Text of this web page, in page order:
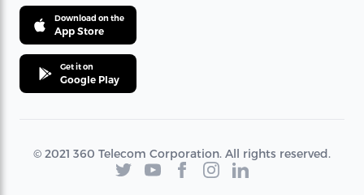
Download on the
App Store
Get it on
Google Play
© 2021 360 Telecom Corporation. All rights reserved.